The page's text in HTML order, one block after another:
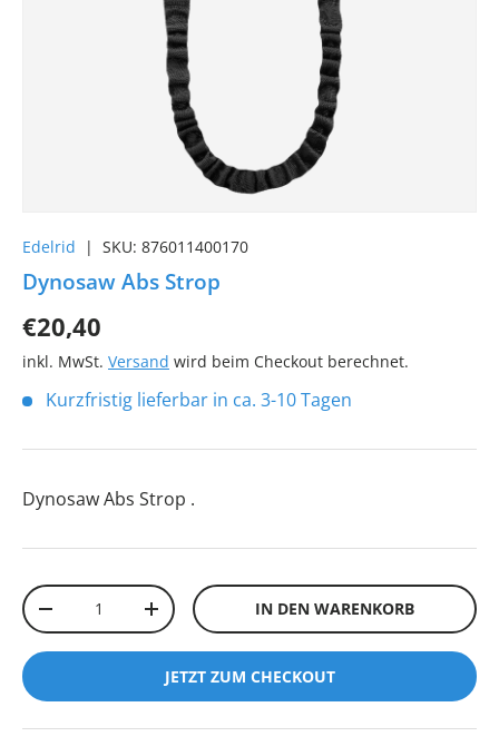
Edelrid | SKU: 876011400170
Dynosaw Abs Strop
€20,40
inkl. MwSt. Versand wird beim Checkout berechnet.
Kurzfristig lieferbar in ca. 3-10 Tagen
Dynosaw Abs Strop .
Anzahl
-
+ IN DEN WARENKORB
JETZT ZUM CHECKOUT